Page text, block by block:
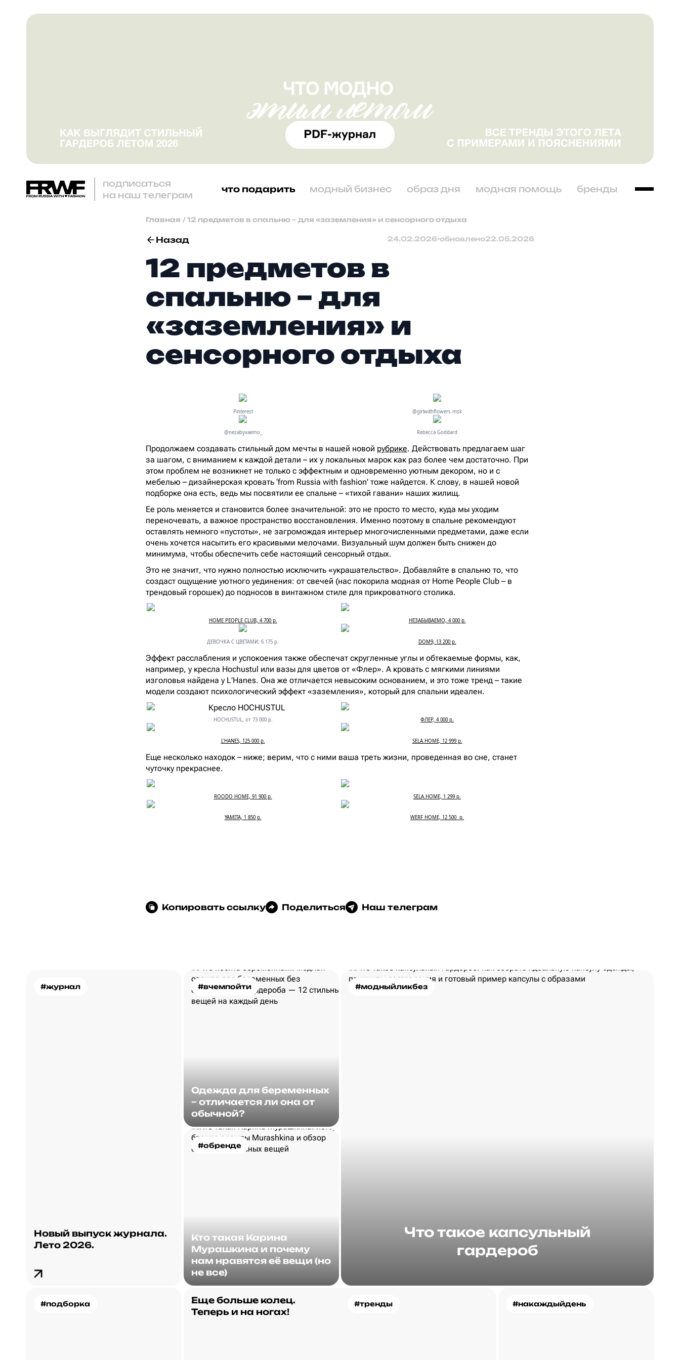
подписаться
на наш телеграм
что подарить модный бизнес образ дня модная помощь бренды
Главная / 12 предметов в спальню – для «заземления» и сенсорного отдыха
Назад 24.02.2026•обновлено22.05.2026
12 предметов в
спальню – для
«заземления» и
сенсорного отдыха
Pinterest @girlwithflowers.msk
@nezabyvaemo_ Rebecca Goddard
Продолжаем создавать стильный дом мечты в нашей новой рубрике. Действовать предлагаем шаг
за шагом, с вниманием к каждой детали – их у локальных марок как раз более чем достаточно. При
этом проблем не возникнет не только с эффектным и одновременно уютным декором, но и с
мебелью – дизайнерская кровать ‘from Russia with fashion’ тоже найдется. К слову, в нашей новой
подборке она есть, ведь мы посвятили ее спальне – «тихой гавани» наших жилищ.
Ее роль меняется и становится более значительной: это не просто то место, куда мы уходим
переночевать, а важное пространство восстановления. Именно поэтому в спальне рекомендуют
оставлять немного «пустоты», не загромождая интерьер многочисленными предметами, даже если
очень хочется насытить его красивыми мелочами. Визуальный шум должен быть снижен до
минимума, чтобы обеспечить себе настоящий сенсорный отдых.
Это не значит, что нужно полностью исключить «украшательство». Добавляйте в спальню то, что
создаст ощущение уютного уединения: от свечей (нас покорила модная от Home People Club – в
трендовый горошек) до подносов в винтажном стиле для прикроватного столика.
HOME PEOPLE CLUB, 4 700 р. НЕЗАБЫВАЕМО, 4 000 р.
ДЕВОЧКА С ЦВЕТАМИ, 6 175 р. DОМ9, 13 200 р.
Эффект расслабления и успокоения также обеспечат скругленные углы и обтекаемые формы, как,
например, у кресла Hochustul или вазы для цветов от «Флер». А кровать с мягкими линиями
изголовья найдена у L’Hanes. Она же отличается невысоким основанием, и это тоже тренд – такие
модели создают психологический эффект «заземления», который для спальни идеален.
HOCHUSTUL, от 73 000 р. ФЛЕР, 4 000 р.
L'HANES, 125 000 р. SELA.HOME, 12 999 р.
Еще несколько находок – ниже; верим, что с ними ваша треть жизни, проведенная во сне, станет
чуточку прекраснее.
ROODO HOME, 91 900 р. SELA.HOME, 1 299 р.
YAMITA, 1 850 р. WERF HOME, 12 500 р.
Копировать ссылку Поделиться Наш телеграм
#журнал
Новый выпуск журнала.
Лето 2026.
#вчемпойти
Одежда для беременных
– отличается ли она от
обычной?
#модныйликбез
Что такое капсульный
гардероб
#обренде
Кто такая Карина
Мурашкина и почему
нам нравятся её вещи (но
не все)
#подборка #тренды
Еще больше колец.
Теперь и на ногах!
#накаждыйдень